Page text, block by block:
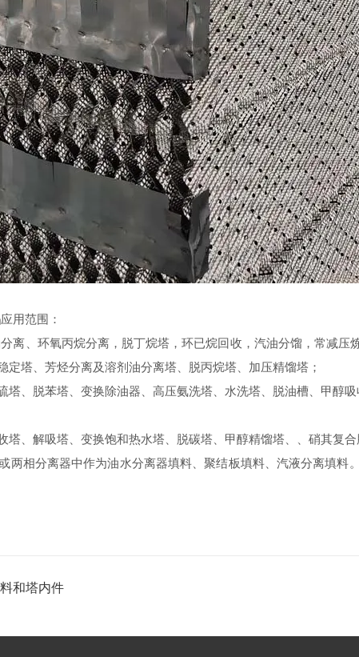
应用范围：
离、环氧丙烷分离，脱丁烷塔，环已烷回收，汽油分馏，常减
塔、芳烃分离及溶剂油分离塔、脱丙烷塔、加压精馏塔；
、脱苯塔、变换除油器、高压氨洗塔、水洗塔、脱油槽、甲醇
、解吸塔、变换饱和热水塔、脱碳塔、甲醇精馏塔、、硝其复
相分离器中作为油水分离器填料、聚结板填料、汽液分离填料
和塔内件